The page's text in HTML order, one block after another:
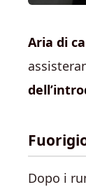
Aria di
dell’
Dopo i